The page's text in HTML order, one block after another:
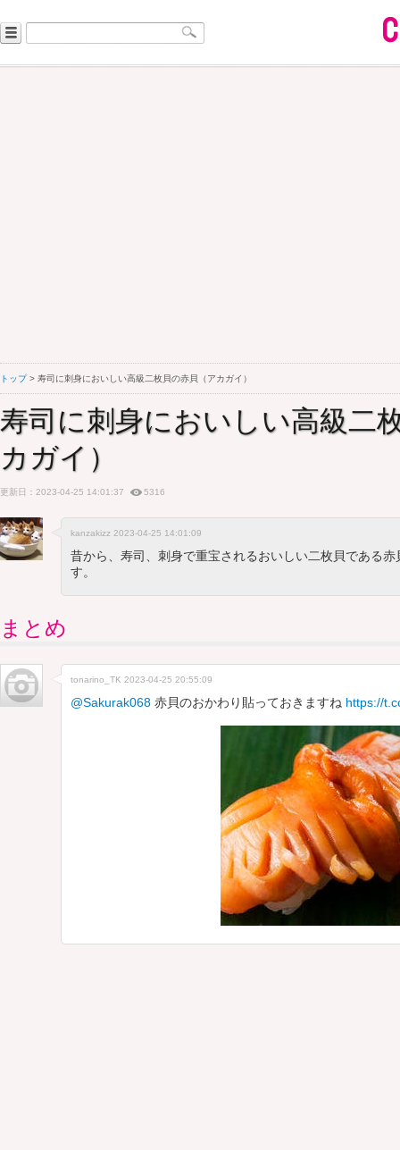
トップ> 寿司に刺身においしい高級二枚貝の赤貝（アカガイ）
寿司に刺身においしい高級二
カガイ）
更新日：2023-04-25 14:01:37 5316
kanzakizz 2023-04-25 14:01:09
昔から、寿司、刺身で重宝されるおいしい二枚貝である
す。
まとめ
tonarino_TK 2023-04-25 20:55:09
@Sakurak068 赤貝のおかわり貼っておきますね https://